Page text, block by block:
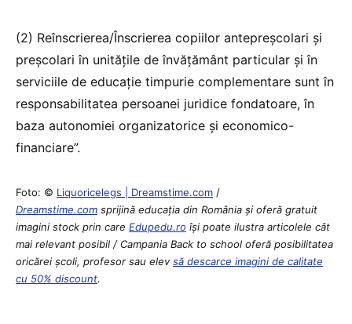
(2) Reînscrierea/Înscrierea copiilor antepreșcolari și
preșcolari în unitățile de învățământ particular și în
serviciile de educație timpurie complementare sunt în
responsabilitatea persoanei juridice fondatoare, în
baza autonomiei organizatorice și economico-
financiare”.
Foto: © Liquoricelegs | Dreamstime.com /
Dreamstime.com sprijină educaţia din România şi oferă gratuit
imagini stock prin care Edupedu.ro îşi poate ilustra articolele cât
mai relevant posibil / Campania Back to school oferă posibilitatea
oricărei școli, profesor sau elevsă descarce imagini de calitate
cu 50% discount.